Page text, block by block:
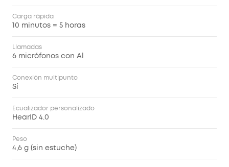
Carga rápida
10 minutos = 5 horas
Llamadas
6 micrófonos con Al
Conexión multipunto
Sí
Ecualizador personalizado
HearID 4.0
Peso
4,6 g (sin estuche)